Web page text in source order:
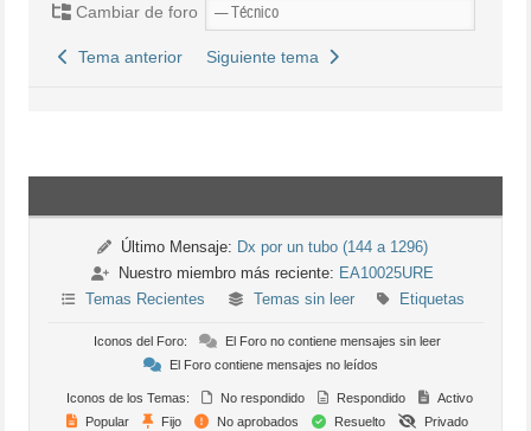
Cambiar de foro
Tema anterior Siguiente tema
Último Mensaje: Dx por un tubo (144 a 1296)
Nuestro miembro más reciente: EA10025URE
Temas Recientes
Temas sin leer Etiquetas
Iconos del Foro:
El Foro no contiene mensajes sin leer
El Foro contiene mensajes no leídos
Iconos de los Temas: No respondido Respondido
Activo
Popular
Fijo No aprobados Resuelto
Privado